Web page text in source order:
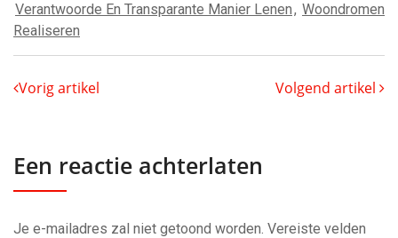
Verantwoorde En Transparante Manier Lenen, Woondromen
Realiseren
Vorig artikel Volgend artikel
Een reactie achterlaten
Je e-mailadres zal niet getoond worden. Vereiste velden